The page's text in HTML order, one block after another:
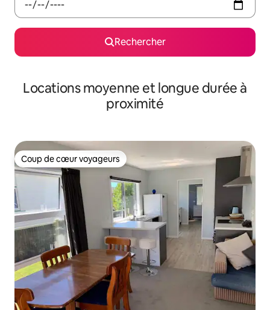
Rechercher
Locations moyenne et longue durée à
proximité
Coup de cœur voyageurs
Coup de cœur voyageurs